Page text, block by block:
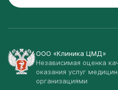
ООО «Клиника ЦМД»
Независимая оценка
оказания услуг
организациями